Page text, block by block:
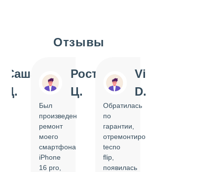
Отзывы
Саша
Д.
Ростислав
Ц.
Был
произведен
ремонт
моего
смартфона
iPhone
16 pro,
Vi
D.
Обратилась
по
гарантии,
отремонтировать
tecno
flip,
появилась